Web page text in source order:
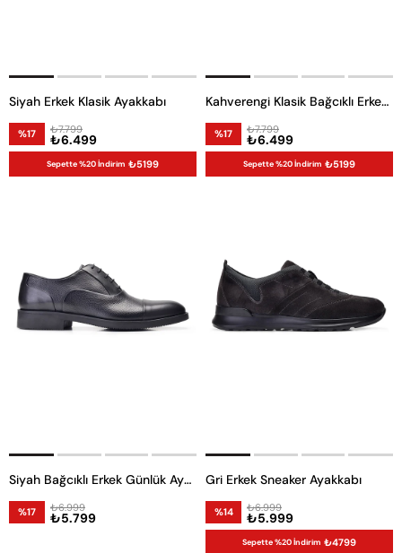
Siyah Erkek Klasik Ayakkabı
%17 ₺6.499
₺7.799
Sepette %20 İndirim ₺5199
Kahverengi Klasik Bağcıklı Erkek Ayakkabı -11988-
%17 ₺6.499
₺7.799
Sepette %20 İndirim ₺5199
Siyah Bağcıklı Erkek Günlük Ayakkabı
%17 ₺5.799
₺6.999
Gri Erkek Sneaker Ayakkabı
%14 ₺5.999
₺6.999
Sepette %20 İndirim ₺4799